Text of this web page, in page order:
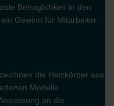
Behaglichkeit in den
Gewinn für Mitarbeiter
die Heizkörper aus
Modelle
an die